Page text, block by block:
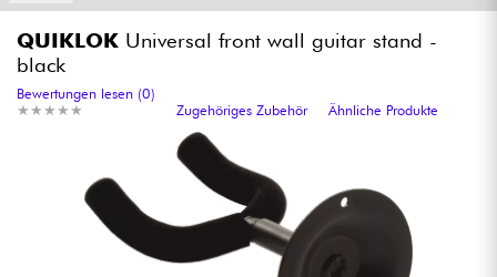
Klaviere & Piano
Synths & samplers
Studio
QUIKLOK Universal front wall guitar stand -
black
★ ★ ★ ★ ★
★ ★ ★ ★ ★
Bewertungen lesen (0)
Zugehöriges Zubehör
Ähnliche Produkte